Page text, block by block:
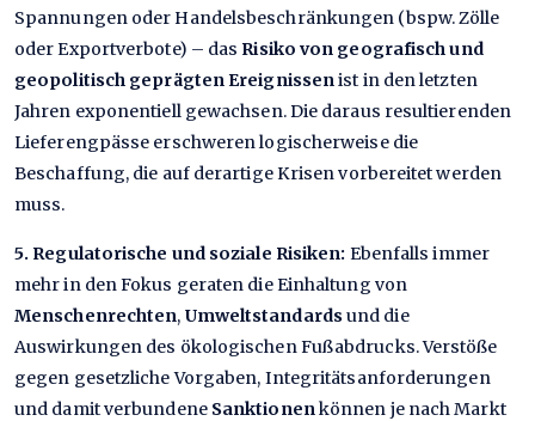
Spannungen oder Handelsbeschränkungen (bspw. Zölle
oder Exportverbote) – das Risiko von geografisch und
geopolitisch geprägten Ereignissenist in den letzten
Jahren exponentiell gewachsen. Die daraus resultierenden
Lieferengpässe erschweren logischerweise die
Beschaffung, die auf derartige Krisen vorbereitet werden
muss.
5. Regulatorische und soziale Risiken: Ebenfalls immer
mehr in den Fokus geraten die Einhaltung von
Menschenrechten, Umweltstandardsund die
Auswirkungen des ökologischen Fußabdrucks. Verstöße
gegen gesetzliche Vorgaben, Integritätsanforderungen
und damit verbundene Sanktionen können je nach Markt